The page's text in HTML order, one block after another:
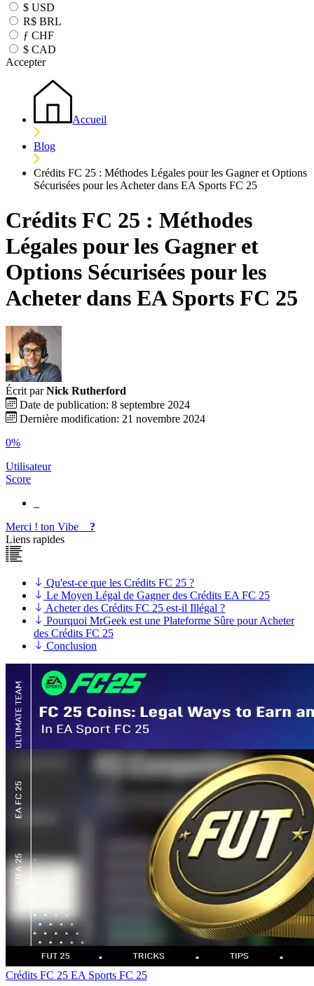
$ USD
R$ BRL
ƒ CHF
$ CAD
Accepter
Accueil
Blog
Crédits FC 25 : Méthodes Légales pour les Gagner et Options
Sécurisées pour les Acheter dans EA Sports FC 25
Crédits FC 25 : Méthodes
Légales pour les Gagner et
Options Sécurisées pour les
Acheter dans EA Sports FC 25
Écrit par Nick Rutherford
Date de publication: 8 septembre 2024
Dernière modification: 21 novembre 2024
0%
Utilisateur
Score
Merci ! ton Vibe
?
Liens rapides
Qu'est-ce que les Crédits FC 25 ?
Le Moyen Légal de Gagner des Crédits EA FC 25
Acheter des Crédits FC 25 est-il Illégal ?
Pourquoi MrGeek est une Plateforme Sûre pour Acheter
des Crédits FC 25
Conclusion
Crédits FC 25 EA Sports FC 25